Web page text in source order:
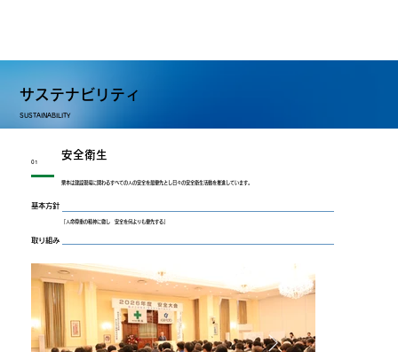
SUSTAINABILITY
サステナビリティ
01
安全衛生
栗本は建設現場に関わるすべての人の安全を最優先とし日々の安全衛生活動を推進しています。
基本方針
「人命尊重の精神に徹し 安全を何よりも優先する」
取り組み